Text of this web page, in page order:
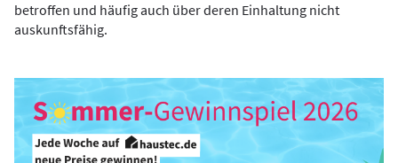
betroffen und häufig auch über deren Einhaltung nicht
auskunftsfähig.